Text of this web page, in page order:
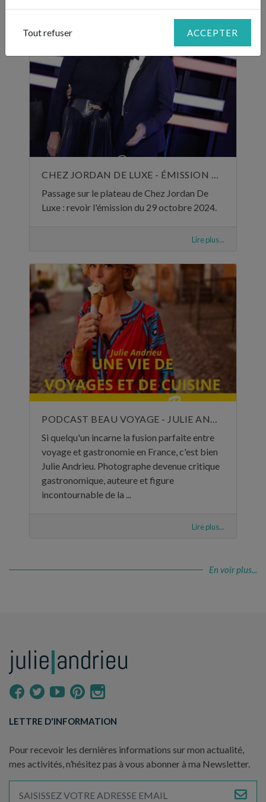
Passage sur le plateau de Chez Jordan De
Luxe : revoir l'émission du 29 octobre 2024.
Lire plus...
PODCAST BEAU VOYAGE - JULIE ANDRIEU, UNE VIE DE VOYAGES ET DE CUISINE - 5 NOVEMBRE 2024
Si quelqu'un incarne la fusion parfaite entre
voyage et gastronomie en France, c'est bien
Julie Andrieu. Photographe devenue critique
gastronomique, auteure et figure
incontournable de la ...
Lire plus...
En voir plus...
LETTRE D'INFORMATION
Pour recevoir les dernières informations sur mon actualité,
mes activités, n’hésitez pas à vous abonner à ma Newsletter.
Tout refuser ACCEPTER